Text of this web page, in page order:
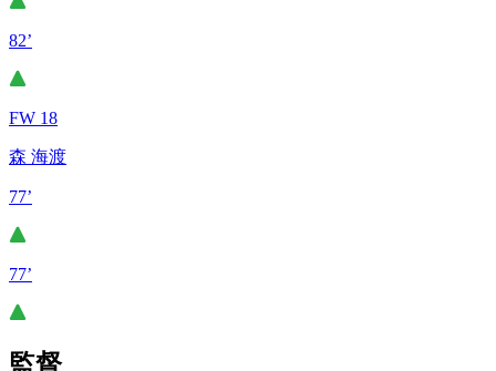
82’
FW 18
森 海渡
77’
77’
監督